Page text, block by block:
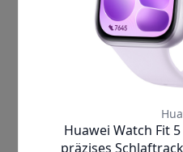
entspannten
Stadt – die Huawei
dich jederzeit
deinen Schlaf
optimieren, deine
kontrollieren oder
das Display